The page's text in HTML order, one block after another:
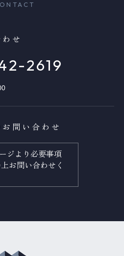
せ
2619
問い合わせ
ジより必要事項
お問い合わせく